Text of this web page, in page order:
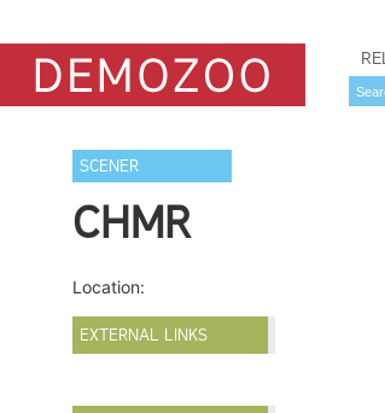
SCENER
CHMR
Location:
EXTERNAL LINKS